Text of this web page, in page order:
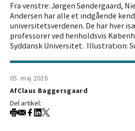
Fra venstre: Jørgen Søndergaard,
Andersen har alle et indgående
universitetsverdenen. De har hver
professorer ved henholdsvis
Syddansk Universitet. Illustration:
05. maj 2026
AfClaus Baggersgaard
Del artikel: